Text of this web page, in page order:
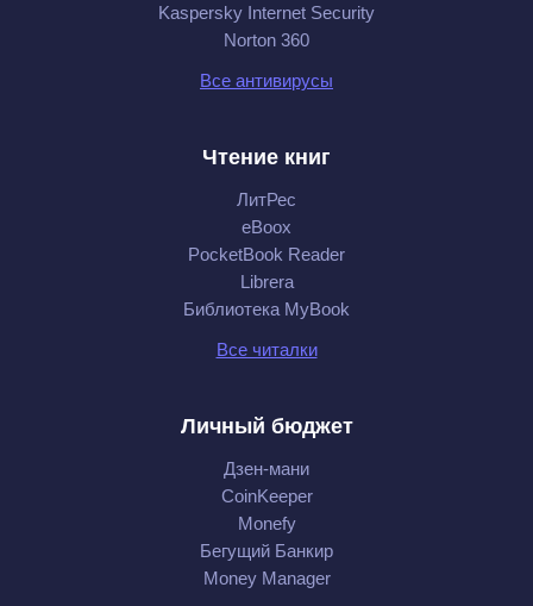
Kaspersky Internet Security
Norton 360
Все антивирусы
Чтение книг
ЛитРес
eBoox
PocketBook Reader
Librera
Библиотека MyBook
Все читалки
Личный бюджет
Дзен-мани
CoinKeeper
Monefy
Бегущий Банкир
Money Manager